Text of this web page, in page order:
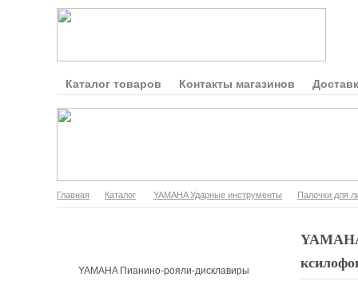
Каталог товаров Контакты магазинов
Главная Каталог YAMAHA Ударные инструменты Палочки для
YAMAHA Пианино-рояли-дисклавиры